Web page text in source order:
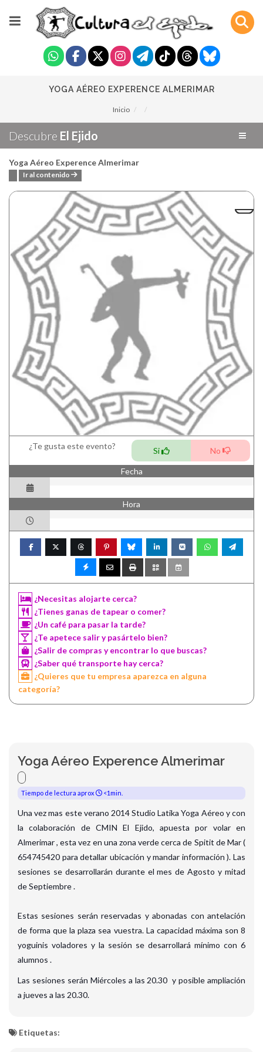
YOGA AÉREO EXPERENCE ALMERIMAR
Inicio
Descubre El Ejido
Yoga Aéreo Experence Almerimar
Ir al contenido
¿Te gusta este evento? Si No
Fecha
Hora
¿Necesitas alojarte cerca?
¿Tienes ganas de tapear o comer?
¿Un café para pasar la tarde?
¿Te apetece salir y pasártelo bien?
¿Salir de compras y encontrar lo que buscas?
¿Saber qué transporte hay cerca?
¿Quieres que tu empresa aparezca en alguna
categoría?
Yoga Aéreo Experence Almerimar
Tiempo de lectura aprox <1min.
Una vez mas este verano 2014 Studio Latika Yoga Aéreo y con
la colaboración de CMIN El Ejido, apuesta por volar en
Almerimar , esta vez en una zona verde cerca de Spitit de Mar (
654745420 para detallar ubicación y mandar información ). Las
sesiones se desarrollarán durante el mes de Agosto y mitad
de Septiembre .
Estas sesiones serán reservadas y abonadas con antelación
de forma que la plaza sea vuestra. La capacidad máxima son 8
yoguinis voladores y la sesión se desarrollará mínimo con 6
alumnos .
Las sesiones serán Miércoles a las 20.30 y posible ampliación
a jueves a las 20.30.
Etiquetas: